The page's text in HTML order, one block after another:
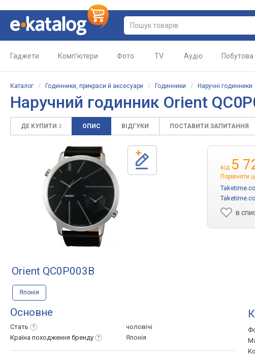
Гаджети Комп'ютери Фото TV Аудіо Побутова
Каталог / Годинники, прикраси й аксесуари / Годинники / Наручні годинники
Наручний годинник Orient
ДЕ КУПИТИ 3 ОПИС ВІДГУКИ ПОСТАВИТИ ЗАПИТАННЯ
від 5
Порівняти
в
Orient QC0P003B
Японія
Основне
Стать
чоловічі
Країна походження бренду Японія